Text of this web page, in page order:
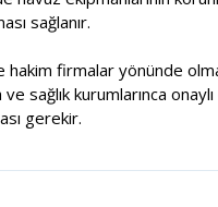
sağlanır.
hakim firmalar yönünde
kurumlarınca onaylı
gerekir.